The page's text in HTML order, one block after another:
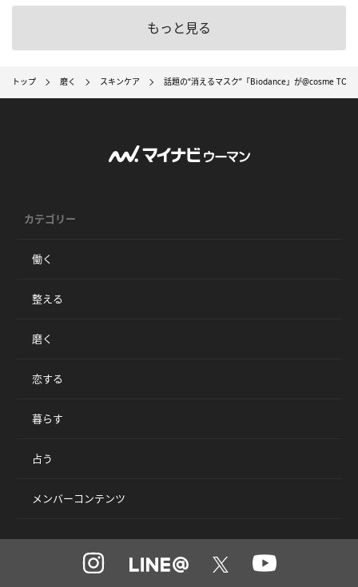
もっと見る
トップ 磨く スキンケア 話題の“消えるマスク”「Biodance」が@cosme
カテゴリー
働く
整える
磨く
恋する
暮らす
占う
メンバーコンテンツ